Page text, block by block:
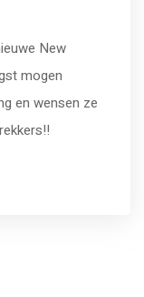
New
mogen
en wensen ze